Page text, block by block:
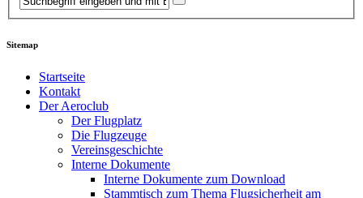
Sitemap
Startseite
Kontakt
Der Aeroclub
Der Flugplatz
Die Flugzeuge
Vereinsgeschichte
Interne Dokumente
Interne Dokumente zum Download
Stammtisch zum Thema Flugsicherheit am